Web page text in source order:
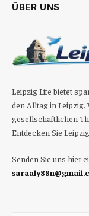
ÜBER UNS
Leipzig Life bietet
den Alltag in Leipzig.
gesellschaftlichen
Entdecken Sie
Senden Sie uns hier